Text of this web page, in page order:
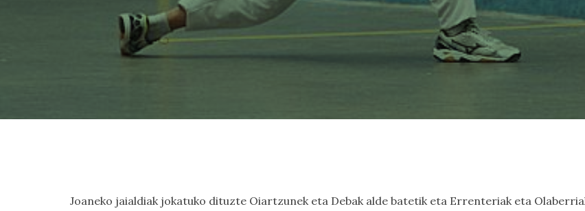
Joaneko jaialdiak jokatuko dituzte Oiartzunek eta Debak alde batetik eta Errenteriak eta